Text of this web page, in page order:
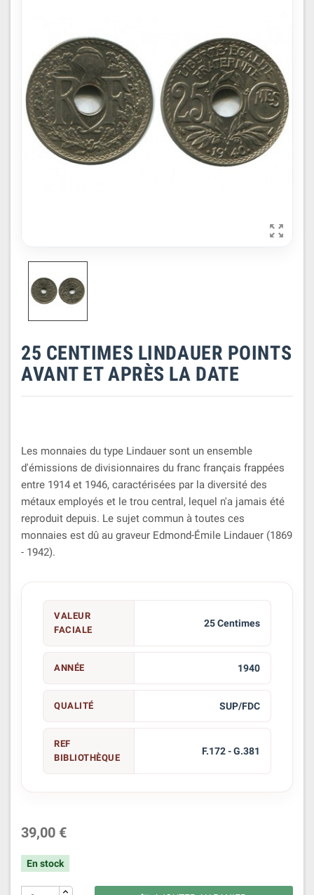

25 CENTIMES LINDAUER POINTS
AVANT ET APRÈS LA DATE
Les monnaies du type Lindauer sont un ensemble
d'émissions de divisionnaires du franc français frappées
entre 1914 et 1946, caractérisées par la diversité des
métaux employés et le trou central, lequel n'a jamais été
reproduit depuis. Le sujet commun à toutes ces
monnaies est dû au graveur Edmond-Émile Lindauer (1869
- 1942).
VALEUR
FACIALE
25 Centimes
ANNÉE 1940
QUALITÉ SUP/FDC
REF
BIBLIOTHÈQUE
F.172 - G.381
39,00 €
En stock